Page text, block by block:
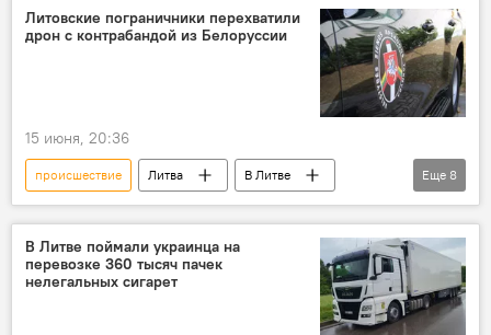
Служба охраны государственной границы (СОГГ)
Происшествия
контрабанда сигарет
Литовские пограничники перехватили
дрон с контрабандой из Белоруссии
15 июня, 20:36
происшествие Литва
В Литве
Белоруссия
Служба охраны государственной границы (СОГГ)
пограничники
Общество
Еще 8
В Литве поймали украинца на
перевозке 360 тысяч пачек
нелегальных сигарет